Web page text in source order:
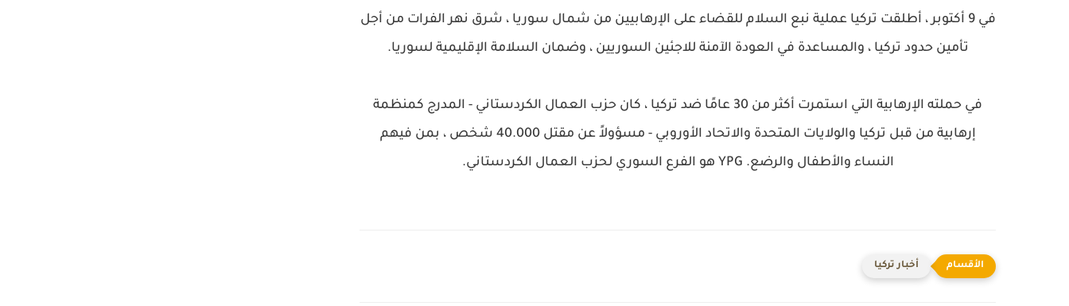
في 9 أكتوبر ، أطلقت تركيا عملية نبع السلام للقضاء على الإرهابيين من شمال سوريا ، شرق نهر الفرات من أجل
تأمين حدود تركيا ، والمساعدة في العودة الآمنة للاجئين السوريين ، وضمان السلامة الإقليمية لسوريا.
في حملته الإرهابية التي استمرت أكثر من 30 عامًا ضد تركيا ، كان حزب العمال الكردستاني - المدرج كمنظمة
إرهابية من قبل تركيا والولايات المتحدة والاتحاد الأوروبي - مسؤولاً عن مقتل 40.000 شخص ، بمن فيهم
النساء والأطفال والرضع. YPG هو الفرع السوري لحزب العمال الكردستاني.
أخبار تركيا